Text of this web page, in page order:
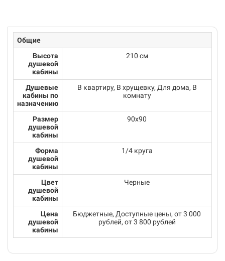
Общие
Высота
душевой
кабины
210 см
Душевые
кабины по
назначению
В квартиру, В хрущевку, Для дома, В
комнату
Размер
душевой
кабины
90х90
Форма
душевой
кабины
1/4 круга
Цвет
душевой
кабины
Черные
Цена
душевой
кабины
Бюджетные, Доступные цены, от 3 000
рублей, от 3 800 рублей